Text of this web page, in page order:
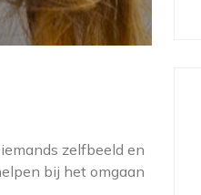
zelfbeeld en
bij het omgaan